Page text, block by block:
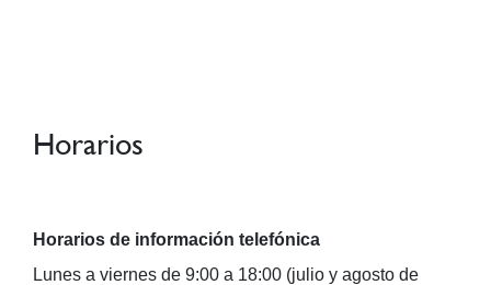
Horarios
Horarios de información telefónica
Lunes a viernes de 9:00 a 18:00 (julio y agosto de